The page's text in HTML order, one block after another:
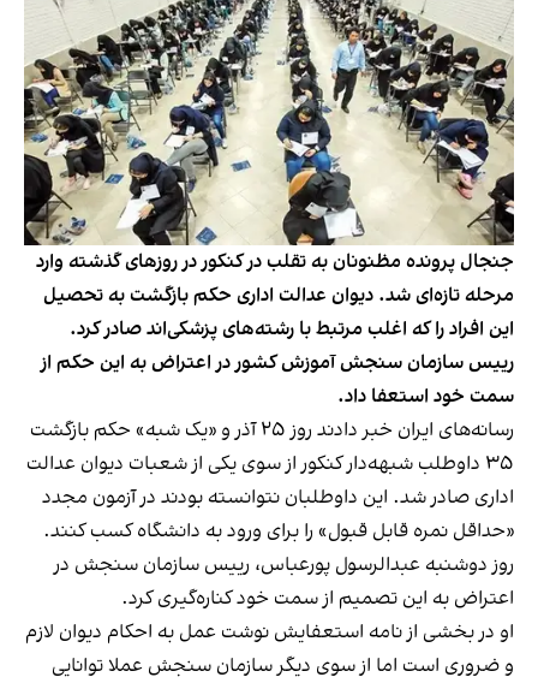
جنجال پرونده مظنونان به تقلب در کنکور در روزهای گذشته وارد
مرحله تازه‌ای شد. دیوان عدالت اداری حکم بازگشت به تحصیل
این افراد را که اغلب مرتبط با رشته‌های پزشکی‌اند صادر کرد.
رییس سازمان سنجش آموزش کشور در اعتراض به این حکم از
سمت خود استعفا داد.
رسانه‌های ایران خبر دادند روز ۲۵ آذر و «یک شبه» حکم بازگشت
۳۵ داوطلب شبهه‌دار کنکور از سوی یکی از شعبات دیوان عدالت
اداری صادر شد. این داوطلبان نتوانسته بودند در آزمون مجدد
«حداقل نمره قابل قبول» را برای ورود به دانشگاه کسب کنند.
روز دوشنبه عبدالرسول پورعباس، رییس سازمان سنجش در
اعتراض به این تصمیم از سمت خود کناره‌گیری کرد.
او در بخشی از نامه استعفایش نوشت عمل به احکام دیوان لازم
و ضروری است اما از سوی دیگر سازمان سنجش عملا توانایی